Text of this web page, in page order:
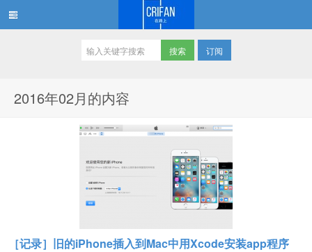
订阅
2016年02月的内容
［记录］旧的iPhone插入到Mac中用Xcode安装app程序